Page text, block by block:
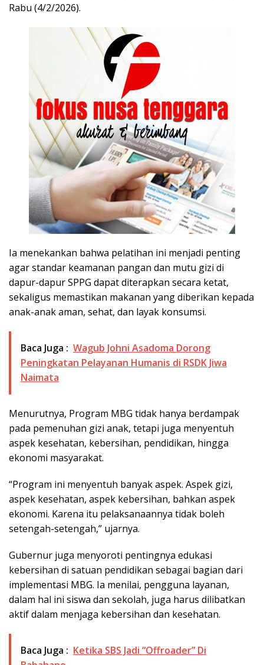
Rabu (4/2/2026).
Ia menekankan bahwa pelatihan ini menjadi penting
agar standar keamanan pangan dan mutu gizi di
dapur-dapur SPPG dapat diterapkan secara ketat,
sekaligus memastikan makanan yang diberikan kepada
anak-anak aman, sehat, dan layak konsumsi.
Baca Juga : Wagub Johni Asadoma Dorong
Peningkatan Pelayanan Humanis di RSDK Jiwa
Naimata
Menurutnya, Program MBG tidak hanya berdampak
pada pemenuhan gizi anak, tetapi juga menyentuh
aspek kesehatan, kebersihan, pendidikan, hingga
ekonomi masyarakat.
“Program ini menyentuh banyak aspek. Aspek gizi,
aspek kesehatan, aspek kebersihan, bahkan aspek
ekonomi. Karena itu pelaksanaannya tidak boleh
setengah-setengah,” ujarnya.
Gubernur juga menyoroti pentingnya edukasi
kebersihan di satuan pendidikan sebagai bagian dari
implementasi MBG. Ia menilai, pengguna layanan,
dalam hal ini siswa dan sekolah, juga harus dilibatkan
aktif dalam menjaga kebersihan dan kesehatan.
Baca Juga : Ketika SBS Jadi “Offroader” Di